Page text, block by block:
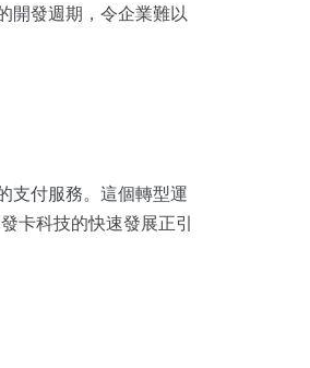
開發週期，令企業難以
支付服務。這個轉型運
發卡科技的快速發展正引